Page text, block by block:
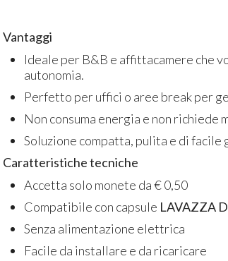
Vantaggi
Ideale per B&B e affittacamere che
autonomia.
Perfetto per uffici o aree break per
Non consuma energia e non richiede
Soluzione compatta, pulita e di facile
Caratteristiche tecniche
Accetta solo monete da € 0,50
Compatibile con capsule LAVAZZA
Senza alimentazione elettrica
Facile da installare e da ricaricare